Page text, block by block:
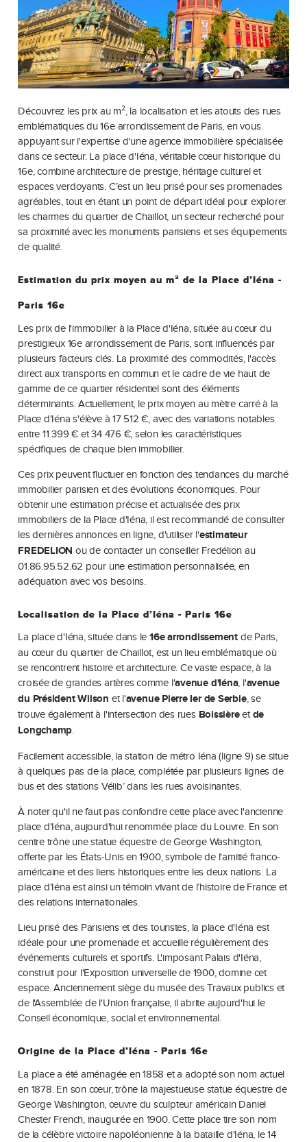
Découvrez les prix au m², la localisation et les atouts des rues
emblématiques du 16e arrondissement de Paris, en vous
appuyant sur l'expertise d'une agence immobilière spécialisée
dans ce secteur. La place d'Iéna, véritable cœur historique du
16e, combine architecture de prestige, héritage culturel et
espaces verdoyants. C’est un lieu prisé pour ses promenades
agréables, tout en étant un point de départ idéal pour explorer
les charmes du quartier de Chaillot, un secteur recherché pour
sa proximité avec les monuments parisiens et ses équipements
de qualité.
Estimation du prix moyen au m² de la Place d’Iéna -
Paris 16e
Les prix de l'immobilier à la Place d'Iéna, située au cœur du
prestigieux 16e arrondissement de Paris, sont influencés par
plusieurs facteurs clés. La proximité des commodités, l'accès
direct aux transports en commun et le cadre de vie haut de
gamme de ce quartier résidentiel sont des éléments
déterminants. Actuellement, le prix moyen au mètre carré à la
Place d'Iéna s'élève à 17 512 €, avec des variations notables
entre 11 399 € et 34 476 €, selon les caractéristiques
spécifiques de chaque bien immobilier.
Ces prix peuvent fluctuer en fonction des tendances du marché
immobilier parisien et des évolutions économiques. Pour
obtenir une estimation précise et actualisée des prix
immobiliers de la Place d'Iéna, il est recommandé de consulter
les dernières annonces en ligne, d'utiliser l'estimateur
FREDELION ou de contacter un conseiller Fredélion au
01.86.95.52.62 pour une estimation personnalisée, en
adéquation avec vos besoins.
Localisation de la Place d’Iéna - Paris 16e
La place d'Iéna, située dans le16e arrondissement de Paris,
au cœur du quartier de Chaillot, est un lieu emblématique où
se rencontrent histoire et architecture. Ce vaste espace, à la
croisée de grandes artères comme l'avenue d'Iéna, l'avenue
du Président Wilson et l'avenue Pierre Ier de Serbie, se
trouve également à l'intersection des rues Boissièreetde
Longchamp.
Facilement accessible, la station de métro Iéna (ligne 9) se situe
à quelques pas de la place, complétée par plusieurs lignes de
bus et des stations Vélib’ dans les rues avoisinantes.
À noter qu'il ne faut pas confondre cette place avec l'ancienne
place d'Iéna, aujourd'hui renommée place du Louvre. En son
centre trône une statue équestre de George Washington,
offerte par les États-Unis en 1900, symbole de l'amitié franco-
américaine et des liens historiques entre les deux nations. La
place d'Iéna est ainsi un témoin vivant de l’histoire de France et
des relations internationales.
Lieu prisé des Parisiens et des touristes, la place d'Iéna est
idéale pour une promenade et accueille régulièrement des
événements culturels et sportifs. L'imposant Palais d'Iéna,
construit pour l'Exposition universelle de 1900, domine cet
espace. Anciennement siège du musée des Travaux publics et
de l'Assemblée de l'Union française, il abrite aujourd'hui le
Conseil économique, social et environnemental.
Origine de la Place d’Iéna - Paris 16e
La place a été aménagée en 1858 et a adopté son nom actuel
en 1878. En son cœur, trône la majestueuse statue équestre de
George Washington, œuvre du sculpteur américain Daniel
Chester French, inaugurée en 1900. Cette place tire son nom
de la célèbre victoire napoléonienne à la bataille d'Iéna, le 14